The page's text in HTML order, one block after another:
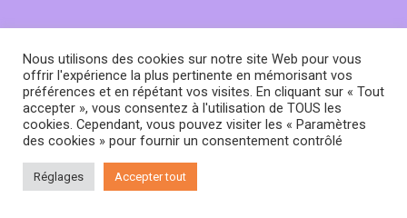
Nous utilisons des cookies sur notre site Web pour vous
offrir l'expérience la plus pertinente en mémorisant vos
préférences et en répétant vos visites. En cliquant sur « Tout
accepter », vous consentez à l'utilisation de TOUS les
cookies. Cependant, vous pouvez visiter les « Paramètres
des cookies » pour fournir un consentement contrôlé
Réglages Accepter tout